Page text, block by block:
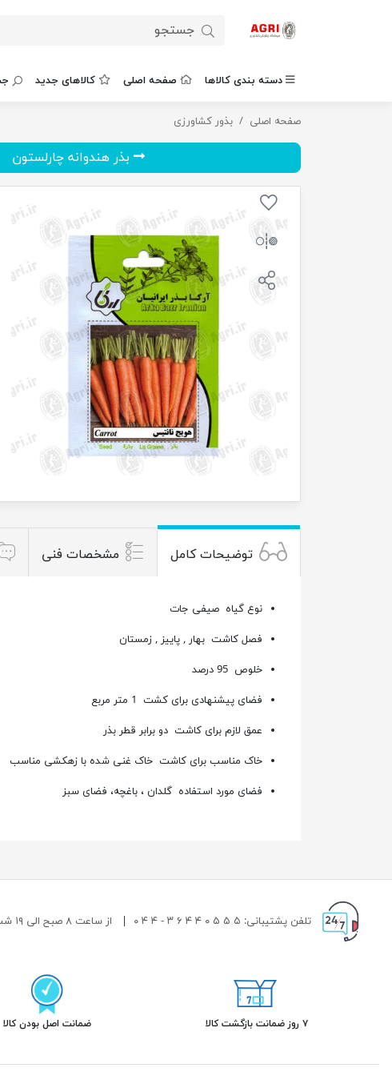
دسته بندی کالاها صفحه اصلی کالاهای جدید
صفحه اصلی بذور کشاورزیبذر هویچ نانتیس
بذر هندوانه چارلستون
توضیحات کامل مشخصات فنی
نوع گیاه صیفی جات
فصل کاشت بهار , پاییز , زمستان
خلوص 95 درصد
فضای پیشنهادی برای کشت 1 متر مربع
عمق لازم برای کاشت دو برابر قطر بذر
خاک مناسب برای کاشت خاک غنی شده با زهکشی مناسب
فضای مورد استفاده گلدان ، باغچه، فضای سبز
تلفن پشتیبانی: ۵ ۵ ۵ ۰ ۴ ۴ ۶ ۳ - ۴ ۴ ۰ از ساعت ۸ صبح الی ۱۹ شب پاسخگوی شما هستیم.
۷ روز ضمانت بازگشت کالا ضمانت اصل بودن کالا